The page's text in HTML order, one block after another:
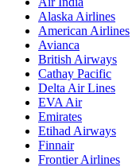
Alaska Airlines
American Airlines
Avianca
British Airways
Cathay Pacific
Delta Air Lines
EVA Air
Emirates
Etihad Airways
Finnair
Frontier Airlines